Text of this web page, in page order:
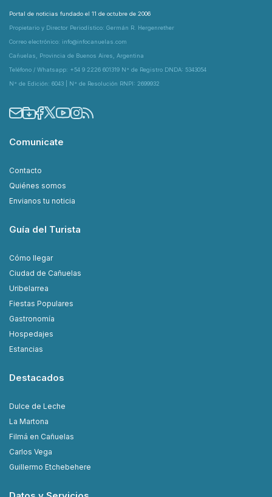
Portal de noticias fundado el 11 de octubre de 2006
Propietario y Director Periodístico: Germán R. Hergenrether
Correo electrónico: info@infocanuelas.com
Cañuelas, Provincia de Buenos Aires, Argentina
Teléfono / Whatsapp: +54 9 2226 601319 N° de Registro DNDA: 5343054
N° de Edición: 6043 | N° de Resolución RNPI: 2699932
Comunicate
Contacto
Quiénes somos
Envianos tu noticia
Guía del Turista
Cómo llegar
Ciudad de Cañuelas
Uribelarrea
Fiestas Populares
Gastronomía
Hospedajes
Estancias
Destacados
Dulce de Leche
La Martona
Filmá en Cañuelas
Carlos Vega
Guillermo Etchebehere